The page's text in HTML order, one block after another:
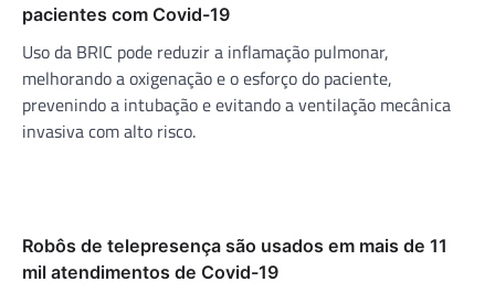
pacientes com Covid-19
Uso da BRIC pode reduzir a inflamação pulmonar,
melhorando a oxigenação e o esforço do paciente,
prevenindo a intubação e evitando a ventilação mecânica
invasiva com alto risco.
Robôs de telepresença são usados em mais de 11
mil atendimentos de Covid-19